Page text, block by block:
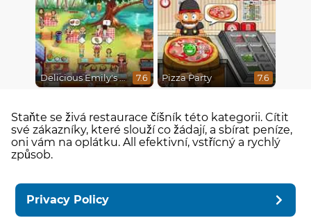
Delicious Emily's Hopes And Fears 7.6 Pizza Party 7.6
Staňte se živá restaurace číšník této kategorii. Cítit
své zákazníky, které slouží co žádají, a sbírat peníze,
oni vám na oplátku. All efektivní, vstřícný a rychlý
způsob.
Privacy Policy